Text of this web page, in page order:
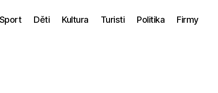
Děti Kultura Turisti Politika Firmy